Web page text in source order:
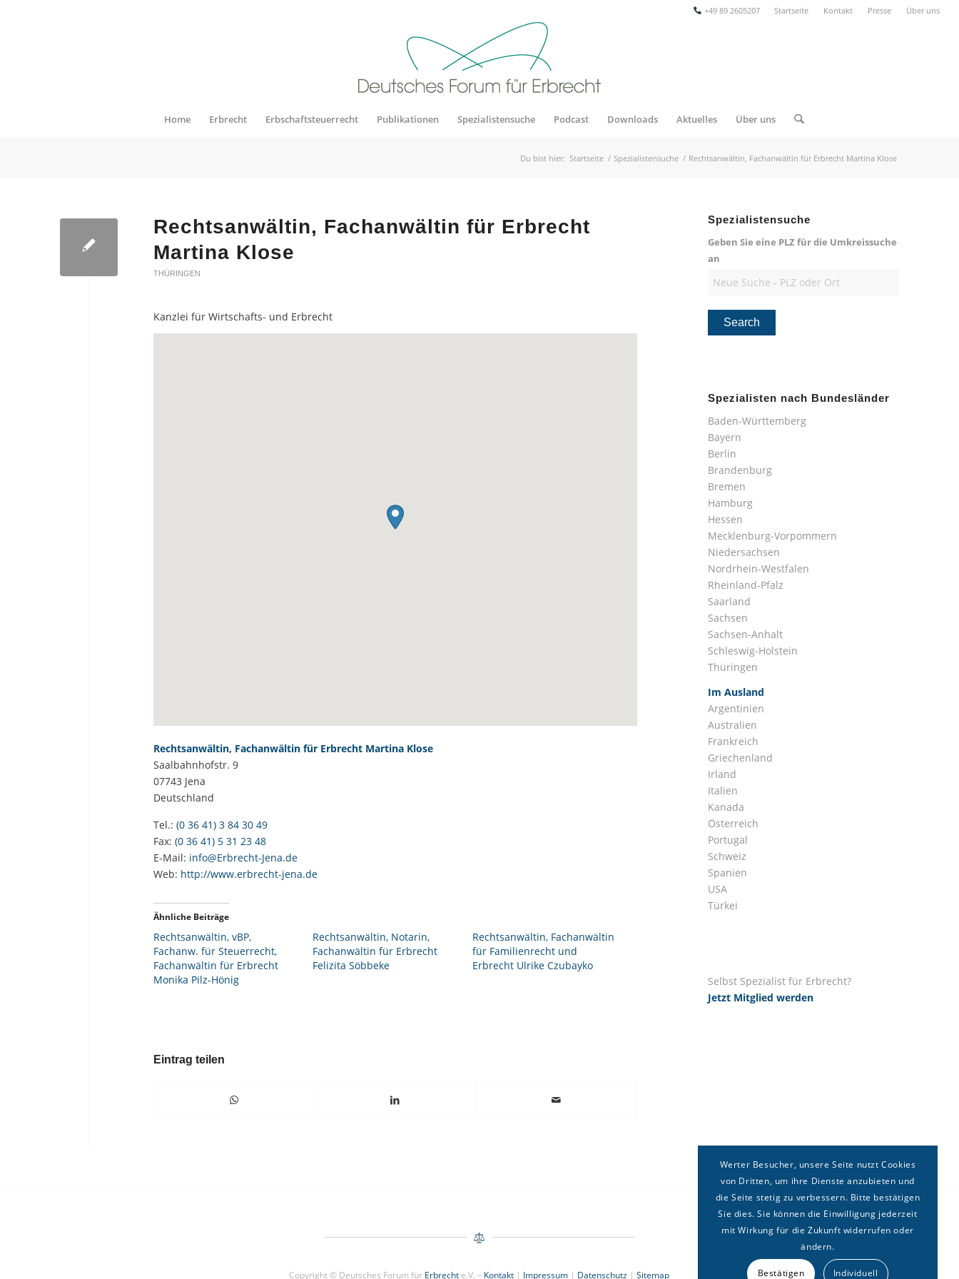
Startseite Kontakt Presse Über uns
+49 89 2605207
Home Erbrecht Erbschaftsteuerrecht Publikationen Spezialistensuche Podcast Downloads Aktuelles Über uns
Du bist hier: Startseite / Spezialistensuche / Rechtsanwältin, Fachanwältin für Erbrecht Martina Klose
Rechtsanwältin, Fachanwältin für Erbrecht
Martina Klose
THÜRINGEN
Kanzlei für Wirtschafts- und Erbrecht
Rechtsanwältin, Fachanwältin für Erbrecht Martina Klose
Saalbahnhofstr. 9
07743 Jena
Deutschland
Tel.: (0 36 41) 3 84 30 49
Fax: (0 36 41) 5 31 23 48
E-Mail: info@Erbrecht-Jena.de
Web: http://www.erbrecht-jena.de
Ähnliche Beiträge
Rechtsanwältin, vBP,
Fachanw. für Steuerrecht,
Fachanwältin für Erbrecht
Monika Pilz-Hönig
Rechtsanwältin, Notarin,
Fachanwältin für Erbrecht
Felizita Söbbeke
Rechtsanwältin, Fachanwältin
für Familienrecht und
Erbrecht Ulrike Czubayko
Eintrag teilen
Spezialistensuche
Geben Sie eine PLZ für die Umkreissuche
an
Spezialisten nach Bundesländer
Baden-Württemberg
Bayern
Berlin
Brandenburg
Bremen
Hamburg
Hessen
Mecklenburg-Vorpommern
Niedersachsen
Nordrhein-Westfalen
Rheinland-Pfalz
Saarland
Sachsen
Sachsen-Anhalt
Schleswig-Holstein
Thüringen
Im Ausland
Argentinien
Australien
Frankreich
Griechenland
Irland
Italien
Kanada
Österreich
Portugal
Schweiz
Spanien
USA
Türkei
Selbst Spezialist für Erbrecht?
Jetzt Mitglied werden
Copyright © Deutsches Forum für Erbrecht e.V. – Kontakt | Impressum | Datenschutz |Sitemap
Werter Besucher, unsere Seite nutzt Cookies
von Dritten, um ihre Dienste anzubieten und
die Seite stetig zu verbessern. Bitte bestätigen
Sie dies. Sie können die Einwilligung jederzeit
mit Wirkung für die Zukunft widerrufen oder
ändern.
Bestätigen Individuell